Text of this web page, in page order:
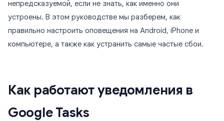
непредсказуемой, если не знать, как именно они
устроены. В этом руководстве мы разберем, как
правильно настроить оповещения на Android, iPhone и
компьютере, а также как устранить самые частые сбои.
Как работают уведомления в
Google Tasks